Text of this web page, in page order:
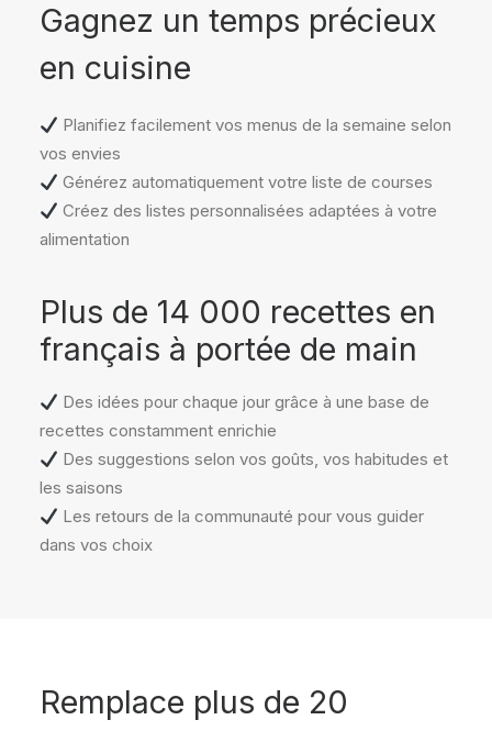
Gagnez un temps précieux
en cuisine
Planifiez facilement vos menus de la semaine selon
vos envies
Générez automatiquement votre liste de courses
Créez des listes personnalisées adaptées à votre
alimentation
Plus de 14 000 recettes en
français à portée de main
Des idées pour chaque jour grâce à une base de
recettes constamment enrichie
Des suggestions selon vos goûts, vos habitudes et
les saisons
Les retours de la communauté pour vous guider
dans vos choix
Remplace plus de 20